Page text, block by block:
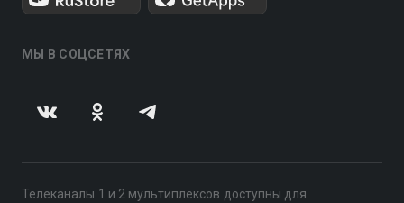
МЫ В СОЦСЕТЯХ
Телеканалы 1 и 2 мультиплексов доступны для